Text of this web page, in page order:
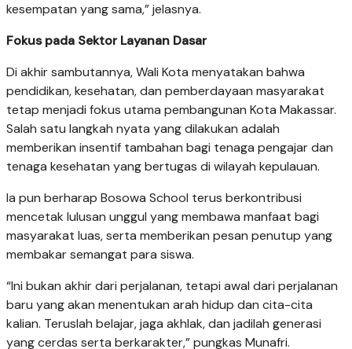
kesempatan yang sama,” jelasnya.
Fokus pada Sektor Layanan Dasar
Di akhir sambutannya, Wali Kota menyatakan bahwa
pendidikan, kesehatan, dan pemberdayaan masyarakat
tetap menjadi fokus utama pembangunan Kota Makassar.
Salah satu langkah nyata yang dilakukan adalah
memberikan insentif tambahan bagi tenaga pengajar dan
tenaga kesehatan yang bertugas di wilayah kepulauan.
Ia pun berharap Bosowa School terus berkontribusi
mencetak lulusan unggul yang membawa manfaat bagi
masyarakat luas, serta memberikan pesan penutup yang
membakar semangat para siswa.
“Ini bukan akhir dari perjalanan, tetapi awal dari perjalanan
baru yang akan menentukan arah hidup dan cita-cita
kalian. Teruslah belajar, jaga akhlak, dan jadilah generasi
yang cerdas serta berkarakter,” pungkas Munafri.